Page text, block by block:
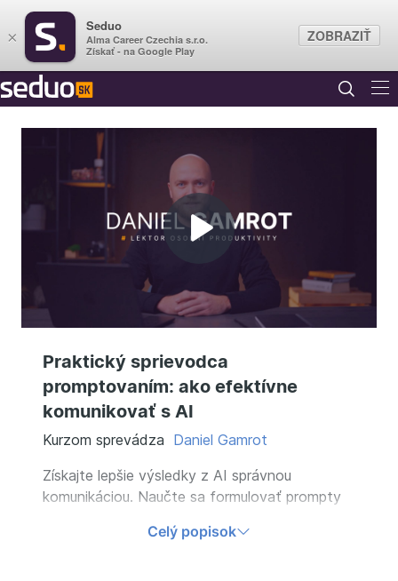
Prehrať
video
Praktický sprievodca
promptovaním: ako efektívne
komunikovať s AI
Kurzom sprevádza Daniel Gamrot
Získajte lepšie výsledky z AI správnou
komunikáciou. Naučte sa formulovať prompty
začiatočníkov a mierne pokročilých vás naučí
Celý popisok
×
Seduo
Alma Career Czechia s.r.o.
Získať - na Google Play
ZOBRAZIŤ